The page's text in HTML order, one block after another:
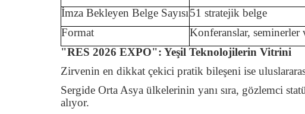
İmza Bekleyen Belge Sayısı51 stratejik belge
Format
Konferanslar, seminerler
"RES 2026 EXPO": Yeşil Teknolojilerin Vitrini
Zirvenin en dikkat çekici pratik bileşeni ise
Sergide Orta Asya ülkelerinin yanı sıra, gözlemci
alıyor.